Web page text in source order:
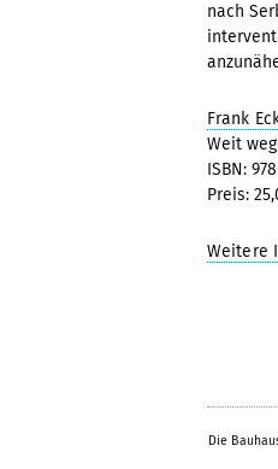
nach
Frank
Weit
ISBN:
Preis:
Weitere
Die